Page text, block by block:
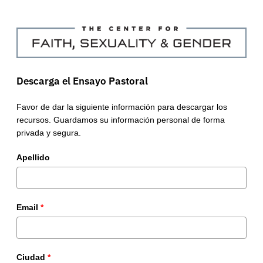
Descarga el Ensayo Pastoral
Favor de dar la siguiente información para descargar los
recursos. Guardamos su información personal de forma
privada y segura.
Apellido
Email *
Ciudad *